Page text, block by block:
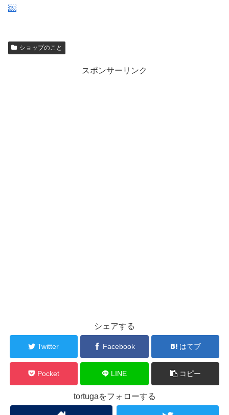
￼
ショップのこと
スポンサーリンク
シェアする
Twitter Facebook はてブ
Pocket LINE コピー
tortugaをフォローする